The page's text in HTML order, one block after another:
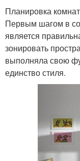
Планировка
Первым шагом в
является
зонировать
выполняла свою
единство стиля.